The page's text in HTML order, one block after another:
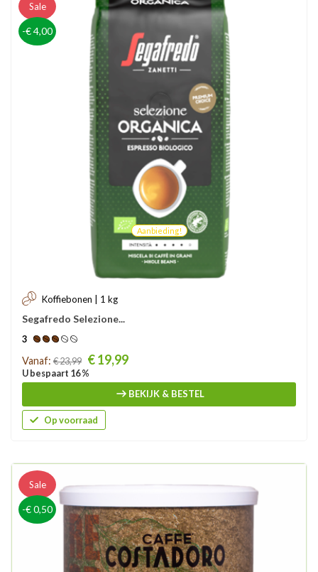
Sale
-€ 4,00
Aanbieding!
Koffiebonen | 1 kg
Segafredo Selezione...
3
Prijs
Vanaf: € 23,99 € 19,99
U bespaart 16 %
BEKIJK & BESTEL
Op voorraad
Sale
-€ 0,50